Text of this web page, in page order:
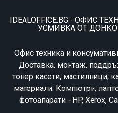
IDEALOFFICE.BG - ОФИС
УСМИВКА ОТ
Офис техника и
Доставка, монтаж,
тонер касети, мастилници,
материали. Компютри,
фотоапарати - HP, Xerox,